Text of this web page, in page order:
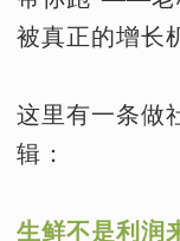
被真正的增长
这里有一条做
辑：
生鲜不是利润